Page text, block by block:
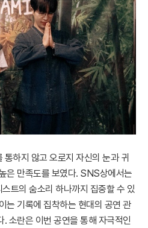
하지 않고 오로지 자신의 눈과 귀
은 만족도를 보였다. SNS상에서는
트의 숨소리 하나까지 집중할 수 있
는 기록에 집착하는 현대의 공연 관
소란은 이번 공연을 통해 자극적인